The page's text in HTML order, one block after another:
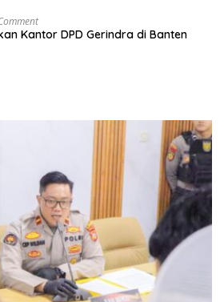
Kantor DPD Gerindra di Banten